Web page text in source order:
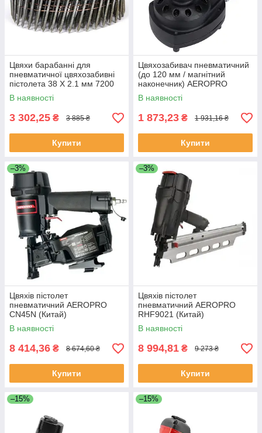
Цвяхи барабанні для
пневматичної цвяхозабивні
пістолета 38 Х 2.1 мм 7200
шт. VOREL 71991 (Польща)
В наявності
3 302,25 ₴ 3 885 ₴
Купити
Цвяхозабивач пневматичний
(до 120 мм / магнітний
наконечник) AEROPRO
MSN120 (Китай)
В наявності
1 873,23 ₴ 1 931,16 ₴
Купити
–3%
Цвяхів пістолет
пневматичний AEROPRO
CN45N (Китай)
В наявності
8 414,36 ₴ 8 674,60 ₴
Купити
–3%
Цвяхів пістолет
пневматичний AEROPRO
RHF9021 (Китай)
В наявності
8 994,81 ₴ 9 273 ₴
Купити
–15% –15%